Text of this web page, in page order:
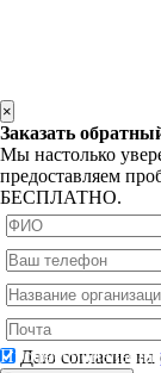
Профессиональная
×
Заказать
Мы настолько
предоставляем
БЕСПЛАТНО.
Даю согласие